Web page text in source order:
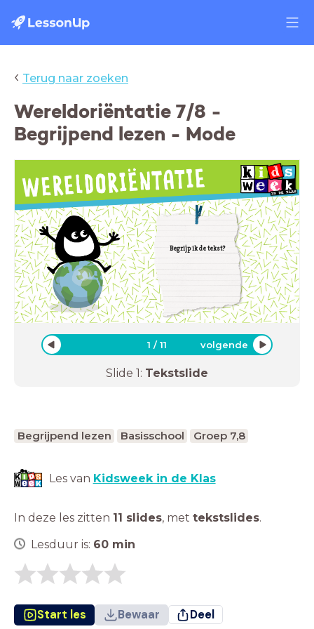
‹ Terug naar zoeken
Wereldoriëntatie 7/8 -
Begrijpend lezen - Mode
Begrijp ik de tekst?
1 /11 volgende
Slide 1: Tekstslide
Begrijpend lezen Basisschool Groep 7,8
Les van Kidsweek in de Klas
In deze les zitten 11 slides, met tekstslides.
Lesduur is: 60 min
Start les Bewaar Deel